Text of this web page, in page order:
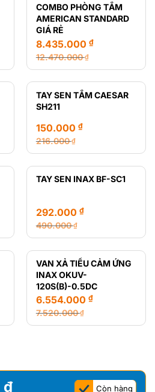
COMBO PHÒNG TẮM
AMERICAN STANDARD
GIÁ RẺ
12.470.000₫
Giá
gốc
là:
12.470.000 ₫.
8.435.000 ₫
Giá
hiện
tại
là:
TAY SEN TẮM CAESAR
SH211
216.000₫
Giá
gốc
là:
150.000 ₫
Giá
hiện
tại
TAY SEN INAX BF-SC1
490.000₫
Giá
gốc
là:
490.000 ₫.
292.000 ₫
Giá
hiện
tại
là:
292.000 ₫.
VAN XẢ TIỂU CẢM ỨNG
INAX OKUV-
120S(B)-0.5DC
7.520.000₫
Giá
6.554.000 ₫
Giá
6.554.000 ₫.
₫
Còn hàng